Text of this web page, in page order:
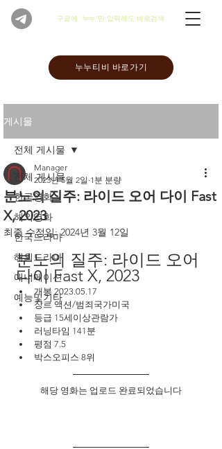
​구글에 '누누'만 입력해도 바로검색
누누티비 바로가기
게시물
전체 게시물
한국영화
해외영화
한국드라마
해외드라마
애니메이션
예능및기타
전체 게시물
분노의 질주: 라이드 오어 다이 Fast
X, 2023
Manager
2023년 5월 2일 1분 분량
최종 수정일:2024년 3월 12일
분노의 질주: 라이드 오어
다이 Fast X, 2023
개봉 2023.05.17
장르 액션/범죄국가미국
등급 15세이상관람가
러닝타임 141분
평점 7.5
박스오피스 8위
해당 영화는 업로드 완료되었습니다